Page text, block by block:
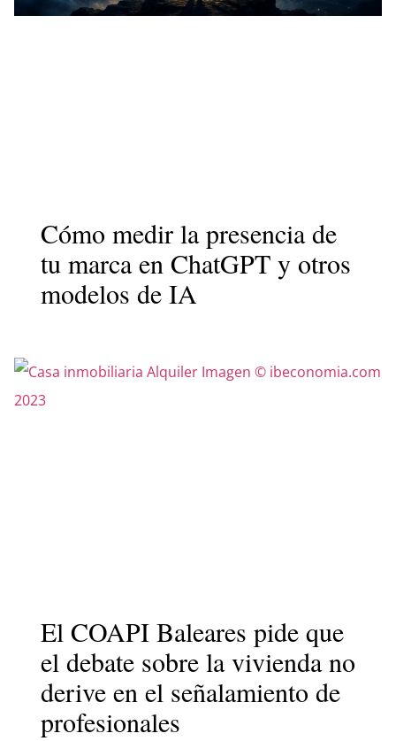
Cómo medir la presencia de
tu marca en ChatGPT y otros
modelos de IA
El COAPI Baleares pide que
el debate sobre la vivienda no
derive en el señalamiento de
profesionales